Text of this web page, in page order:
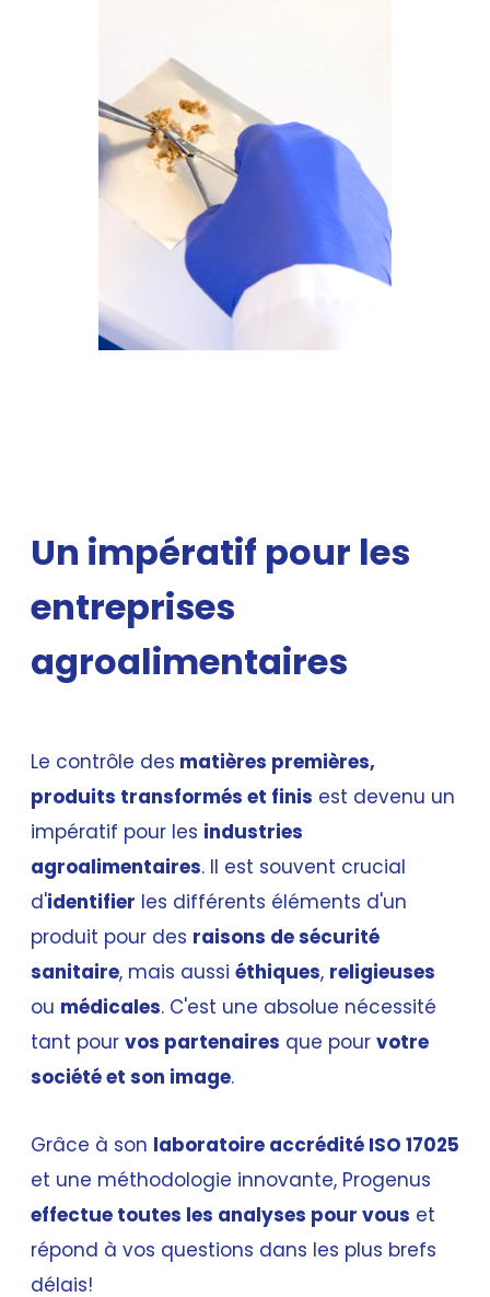
Un impératif pour les
entreprises
agroalimentaires
Le contrôle des matières premières,
produits transformés et finis est devenu un
impératif pour les industries
agroalimentaires. Il est souvent crucial
d'identifier les différents éléments d'un
produit pour des raisons de sécurité
sanitaire, mais aussi éthiques, religieuses
ou médicales. C'est une absolue nécessité
tant pour vos partenaires que pour votre
société et son image.
Grâce à son laboratoire accrédité ISO 17025
et une méthodologie innovante, Progenus
effectue toutes les analyses pour vous et
répond à vos questions dans les plus brefs
délais!